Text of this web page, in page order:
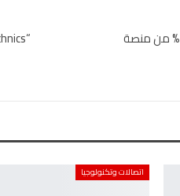
“برمجة إنوفيشن” تستحوذ على 70% من منصة
اتصالات وتكنولوجيا